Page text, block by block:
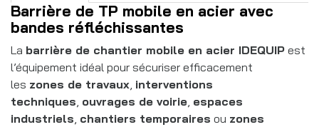
Barrière de TP mobile en acier avec
bandes réfléchissantes
La barrière de chantier mobile en acier IDEQUIP est
l’équipement idéal pour sécuriser efficacement
les zones de travaux interventions
techniques ouvrages de voirie espaces
industriels chantiers temporaires ou zones